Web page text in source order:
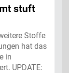
stuft
Stoffe
hat das
in
UPDATE: